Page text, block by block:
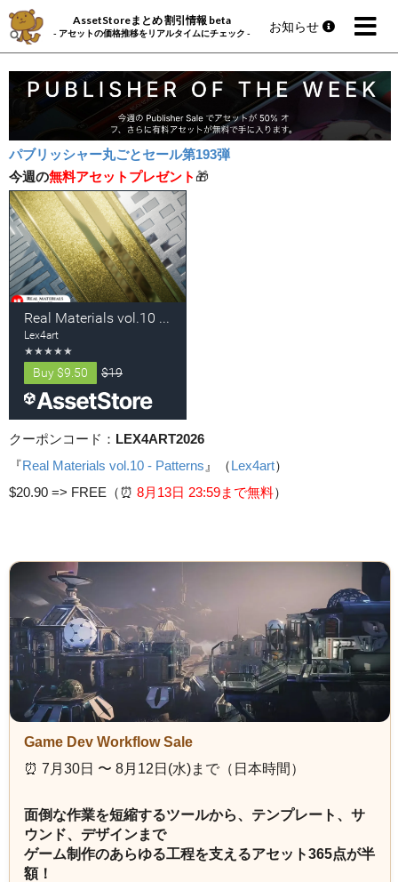
AssetStoreまとめ 割引情報 beta
- アセットの価格推移をリアルタイムにチェック - お知らせ
パブリッシャー丸ごとセール第193弾
今週の無料アセットプレゼント 🎁
クーポンコード： LEX4ART2026
『Real Materials vol.10 - Patterns 』（Lex4art）
$20.90 => FREE（⏰️ 8月13日 23:59まで無料）
Game Dev Workflow Sale
⏰️ 7月30日 〜 8月12日(水)まで（日本時間）
面倒な作業を短縮するツールから、テンプレート、サ
ウンド、デザインまで
ゲーム制作のあらゆる工程を支えるアセット365点が半
額！